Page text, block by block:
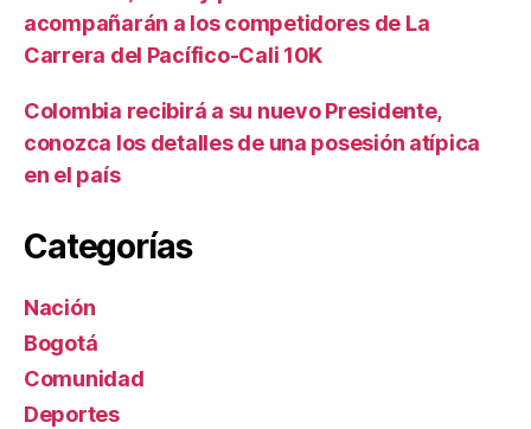
acompañarán a los competidores de La
Carrera del Pacífico-Cali 10K
Colombia recibirá a su nuevo Presidente,
conozca los detalles de una posesión atípica
en el país
Categorías
Nación
Bogotá
Comunidad
Deportes